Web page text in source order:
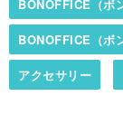
アクセサリー